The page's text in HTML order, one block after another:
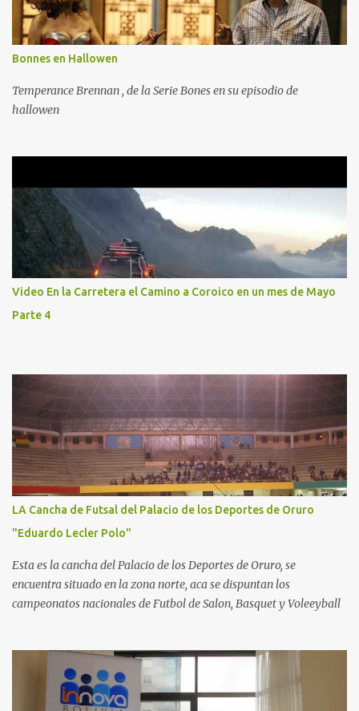
Bonnes en Hallowen
Temperance Brennan , de la Serie Bones en su episodio de
hallowen
Video En la Carretera el Camino a Coroico en un mes de Mayo
Parte 4
LA Cancha de Futsal del Palacio de los Deportes de Oruro
"Eduardo Lecler Polo"
Esta es la cancha del Palacio de los Deportes de Oruro, se
encuentra situado en la zona norte, aca se dispuntan los
campeonatos nacionales de Futbol de Salon, Basquet y Voleeyball